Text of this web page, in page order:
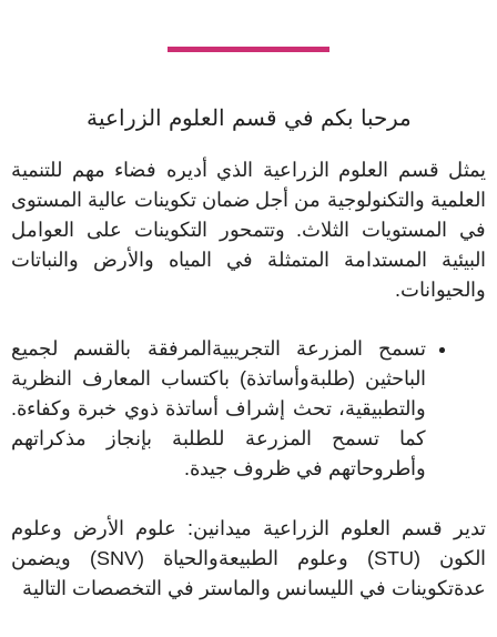
مرحبا بكم في قسم العلوم الزراعية
يمثل قسم العلوم الزراعية الذي أديره فضاء مهم للتنمية
العلمية والتكنولوجية من أجل ضمان تكوينات عالية المستوى
في المستويات الثلاث. وتتمحور التكوينات على العوامل
البيئية المستدامة المتمثلة في المياه والأرض والنباتات
والحيوانات.
تسمح المزرعة التجريبيةالمرفقة بالقسم لجميع
الباحثين (طلبةوأساتذة) باكتساب المعارف النظرية
والتطبيقية، تحث إشراف أساتذة ذوي خبرة وكفاءة.
كما تسمح المزرعة للطلبة بإنجاز مذكراتهم
وأطروحاتهم في ظروف جيدة.
تدير قسم العلوم الزراعية ميدانين: علوم الأرض وعلوم
الكون (STU) وعلوم الطبيعةوالحياة (SNV) ويضمن
عدةتكوينات في الليسانس والماستر في التخصصات التالية